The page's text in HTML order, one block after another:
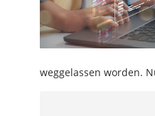
weggelassen worden.